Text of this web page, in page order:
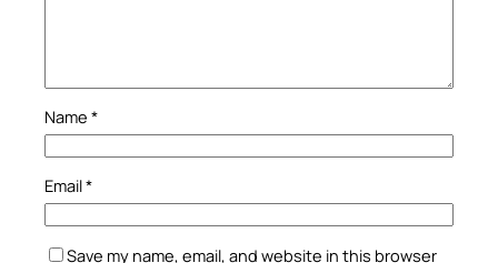
Name *
Email*
Save my name, email, and website in this browser